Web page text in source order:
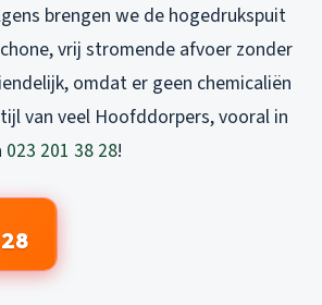
brengen we de hogedrukspuit
vrij stromende afvoer zonder
omdat er geen chemicaliën
van veel Hoofddorpers, vooral in
023 201 38 28!